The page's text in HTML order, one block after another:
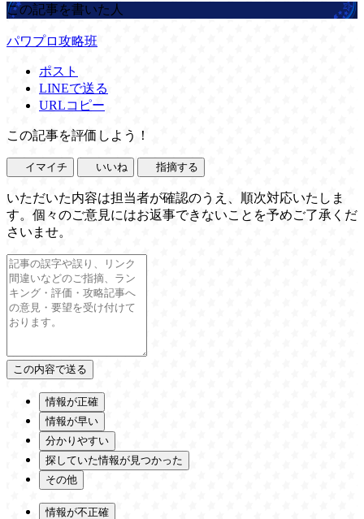
この記事を書いた人
パワプロ攻略班
ポスト
LINEで送る
URLコピー
この記事を評価しよう！
イマイチ いいね 指摘する
いただいた内容は担当者が確認のうえ、順次対応いたしま
す。個々のご意見にはお返事できないことを予めご了承くだ
さいませ。
情報が正確
情報が早い
分かりやすい
探していた情報が見つかった
その他
情報が不正確